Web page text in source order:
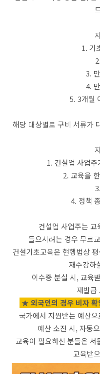
1. 기
3.
4.
5. 3개월
해당 대상별로 구비 서류가
1. 건설업 사업
2. 교육을
4. 정책
건설업 사업주는
들으시려는 경우 무료
건설기초교육은 현행법상
재수강하
이수증 분실 시, 교육
재발급
★ 외국인의 경우 비자 확
국가에서 지원받는 예산
예산 소진 시, 자동
교육이 필요하신 분들은 서
교육받